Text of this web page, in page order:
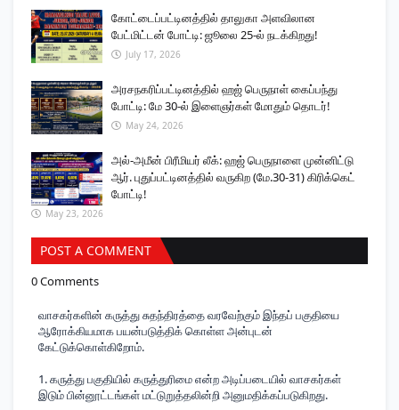
கோட்டைப்பட்டினத்தில் தாலுகா அளவிலான
பேட்மிட்டன் போட்டி: ஜூலை 25-ல் நடக்கிறது!
July 17, 2026
அரசநகரிப்பட்டினத்தில் ஹஜ் பெருநாள் கைப்பந்து
போட்டி: மே 30-ல் இளைஞர்கள் மோதும் தொடர்!
May 24, 2026
அல்-அமீன் பிரீமியர் லீக்: ஹஜ் பெருநாளை முன்னிட்டு
ஆர். புதுப்பட்டினத்தில் வருகிற (மே.30-31) கிரிக்கெட்
போட்டி!
May 23, 2026
POST A COMMENT
0 Comments
வாசகர்களின் கருத்து சுதந்திரத்தை வரவேற்கும் இந்தப் பகுதியை
ஆரோக்கியமாக பயன்படுத்திக் கொள்ள அன்புடன்
கேட்டுக்கொள்கிறோம்.
1. கருத்து பகுதியில் கருத்துரிமை என்ற அடிப்படையில் வாசகர்கள்
இடும் பின்னூட்டங்கள் மட்டுறுத்தலின்றி அனுமதிக்கப்படுகிறது.